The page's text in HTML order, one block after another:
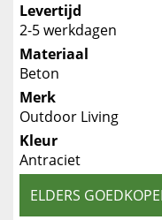
Levertijd
2-5 werkdagen
Materiaal
Beton
Merk
Outdoor Living
Kleur
Antraciet
ELDERS